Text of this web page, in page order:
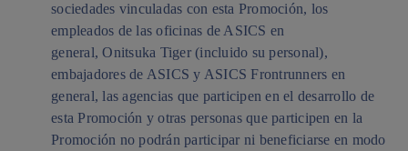
sociedades vinculadas con esta Promoción, los
empleados de las oficinas de ASICS en
general, Onitsuka Tiger (incluido su personal),
embajadores de ASICS y ASICS Frontrunners en
general, las agencias que participen en el desarrollo de
esta Promoción y otras personas que participen en la
Promoción no podrán participar ni beneficiarse en modo